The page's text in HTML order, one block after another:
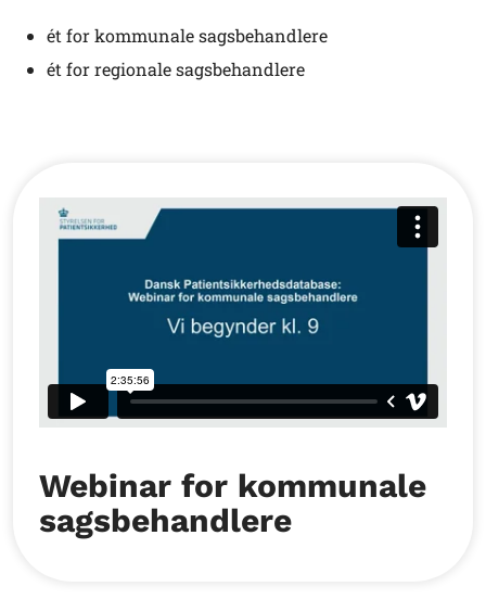
ét for kommunale sagsbehandlere
ét for regionale sagsbehandlere
Webinar for kommunale
sagsbehandlere